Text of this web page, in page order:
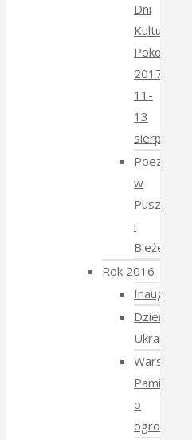
Dni
Kultury
Pokoju
2017
11-
13
sierpnia
Poezja
w
Puszczy
i
Bieżeństwo
Rok 2016
Inauguracja
Dzień
Ukraiński
Warsztaty:
Pamiętajmy
o
ogrodach